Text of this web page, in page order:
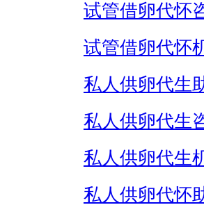
试管借卵代怀
试管借卵代怀
私人供卵代生
私人供卵代生
私人供卵代生
私人供卵代怀